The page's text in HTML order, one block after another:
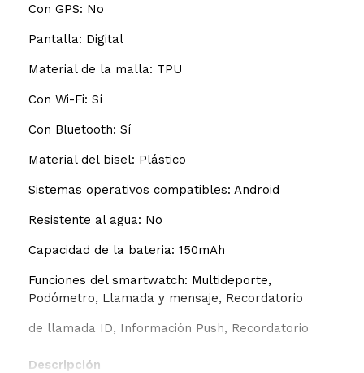
Con GPS: No
Pantalla: Digital
Material de la malla: TPU
Con Wi-Fi: Sí
Con Bluetooth: Sí
Material del bisel: Plástico
Sistemas operativos compatibles: Android
Resistente al agua: No
Capacidad de la bateria: 150mAh
Funciones del smartwatch: Multideporte,
Podómetro, Llamada y mensaje, Recordatorio
de llamada ID, Información Push, Recordatorio
Descripción